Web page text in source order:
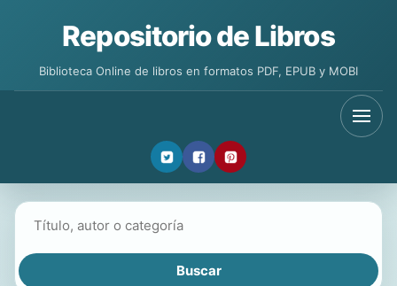
Repositorio de Libros
Biblioteca Online de libros en formatos PDF, EPUB y MOBI